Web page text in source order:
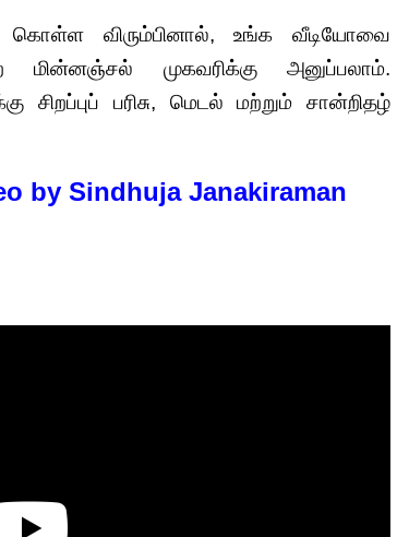
கொள்ள விரும்பினால், உங்க வீடியோவை
முகவரிக்கு அனுப்பலாம்.
சிறப்புப் பரிசு, மெடல் மற்றும் சான்றிதழ்
by Sindhuja Janakiraman